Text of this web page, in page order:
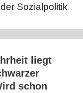
Sozialpolitik
liegt
schon